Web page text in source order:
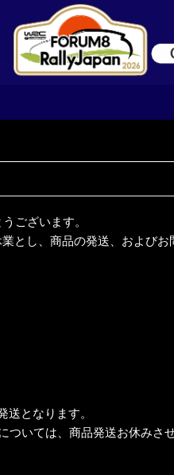
ございます。
し、商品の発送、およびお
となります。
いては、商品発送お休みさせ